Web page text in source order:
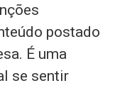
postado
É uma
se sentir